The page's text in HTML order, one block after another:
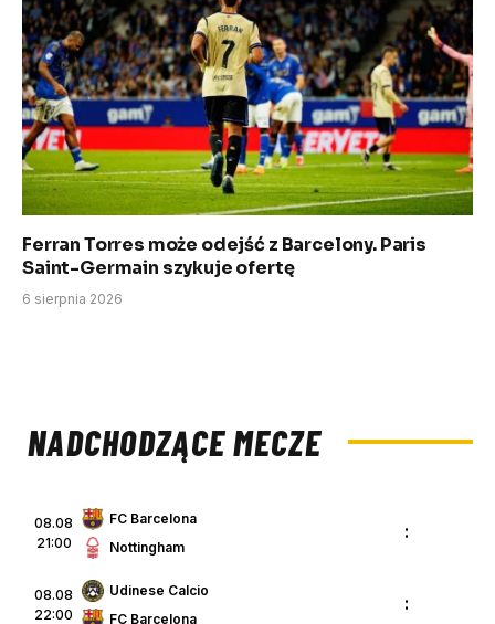
Ferran Torres może odejść z Barcelony. Paris
Saint-Germain szykuje ofertę
6 sierpnia 2026
NADCHODZĄCE MECZE
08.08
21:00
FC Barcelona
Nottingham
:
08.08
22:00
Udinese Calcio
FC Barcelona
: